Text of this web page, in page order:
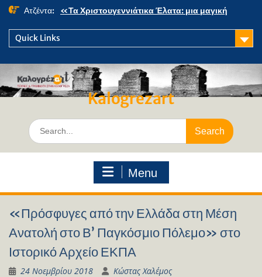
Skip
content
Ατζέντα:
«Τα Χριστουγεννιάτικα Έλατα: μια μαγική
Παρουσίαση του βιβλίου: Τα παιδιά της αλάνας
Σαφράμπολη στην Καλογρέζα»
Quick Links
Kalogrezart
Search
for:
Menu
«Πρόσφυγες από την Ελλάδα στη Μέση
Ανατολή στο Β’ Παγκόσμιο Πόλεμο» στο
Ιστορικό Αρχείο ΕΚΠΑ
24 Νοεμβρίου 2018 Κώστας Χαλέμος